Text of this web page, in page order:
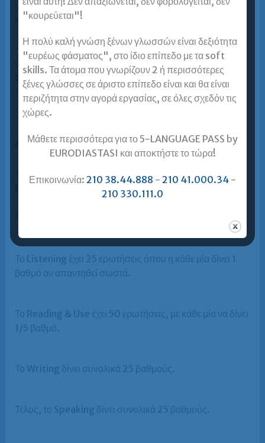
με το θέμα που ανέπτυξαν στο 2 ο μέρος. Δίνονται
κάποιες ιδέες που μπορούν να χρησιμοποιήσουν.
· Δύο εβδομάδες πριν τις προφορικές εξετάσεις
αποστέλλονται 5 θέματα που εξετάζονται στο Part 2 του
Speaking. Κάθε Υποψήφιος πρέπει να
προετοιμάσει μόνο 1 από τα 5 θέµατα.
δυνατόν να έχουν επιλέξει το ίδιο θέμα.
Υπολογισμός Βαθμολογίας Εξετάσεων LRN C2 –
Το Listening έχει 25 ερωτήσεις όπου η κάθε μία δίνει 1
βαθμό αν απαντηθεί σωστά.
Το Reading & Use έχει 50 ερωτήσεις, με κάθε μία να δίνει
1/5 βαθμό.
Το Writing δίνει συνολικά 25 βαθμούς.
Τέλος, το Speaking δίνει συνολικά 25 βαθμούς.
"κουρεύεται"!
Η πολύ καλή γνώση ξένων γλωσσών είναι δεξιότητα
"ευρέως φάσματος", στο ίδιο επίπεδο με τα soft
skills. Τα άτομα που γνωρίζουν 2 ή περισσότερες
ξένες γλώσσες σε άριστο επίπεδο είναι και θα είναι
περιζήτητα στην αγορά εργασίας, σε όλες σχεδόν τις
χώρες.
Μάθετε περισσότερα για το 5-LANGUAGE PASS by
EURODIASTASI και αποκτήστε το τώρα!
Επικοινωνία: 210 38.44.888 - 210 41.000.34 -
210 330.111.0